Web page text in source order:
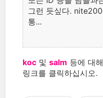
그런 듯싶다.
통...
koc 및 salm 등에 대
링크를 클릭하십시오.